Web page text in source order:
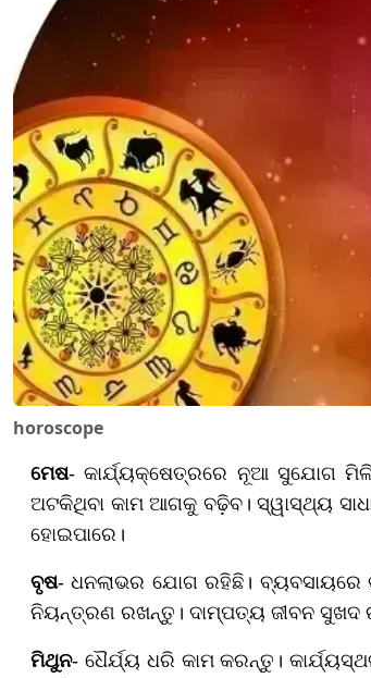
horoscope
ମେଷ- କାର୍ଯ୍ୟକ୍ଷେତ୍ରରେ ନୂଆ ସୁଯୋଗ
ଅଟକିଥିବା କାମ ଆଗକୁ ବଢ଼ିବ। ସ୍ୱାସ୍ଥ୍ୟ
ହୋଇପାରେ।
ବୃଷ- ଧନଲାଭର ଯୋଗ ରହିଛି।
ନିୟନ୍ତ୍ରଣ ରଖନ୍ତୁ। ଦାମ୍ପତ୍ୟ ଜୀବନ ସୁଖଦ
ମିଥୁନ- ଧୈର୍ଯ୍ୟ ଧରି କାମ କରନ୍ତୁ।